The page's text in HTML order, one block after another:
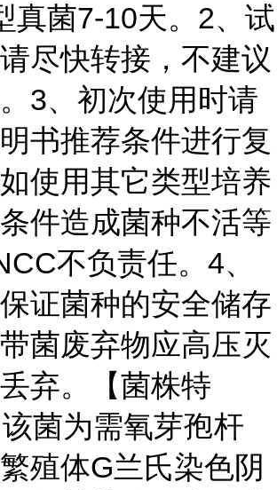
真菌7-10天。 2、试
尽快转接，不建议
3、初次使用时请
书推荐条件进行复
使用其它类型培养
件造成菌种不活等
不负责任。 4、
证菌种的安全储存
菌废弃物应高压灭
弃。
【菌株特
菌为需氧芽孢杆
殖体G兰氏染色阴